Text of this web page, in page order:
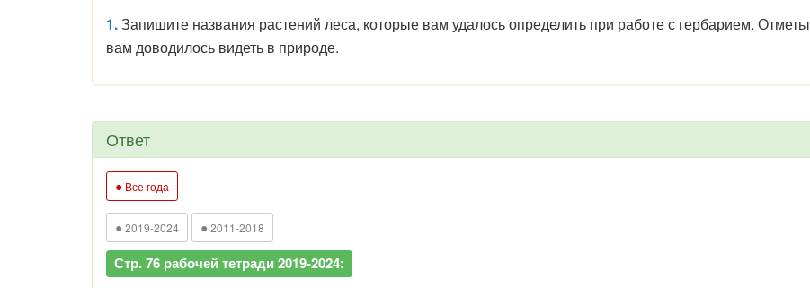
1.Запишите названия растений леса, которые вам удалось определить при работе с гербарием.
вам доводилось видеть в природе.
Ответ
● Все года
● 2019-2024 ● 2011-2018
Стр. 76 рабочей тетради 2019-2024: